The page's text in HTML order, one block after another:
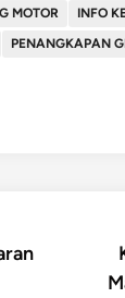
MOTOR
INFO
PENANGKAPAN